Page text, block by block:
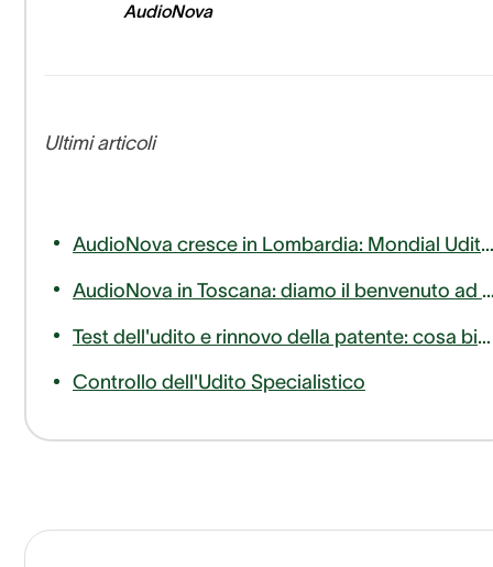
AudioNova
Ultimi articoli
AudioNova cresce in Lombardia: Mondial Udito entra a far parte del nostro gruppo!
AudioNova in Toscana: diamo il benvenuto ad
Test dell'udito e rinnovo della patente: cosa bisogna sapere
Controllo dell'Udito Specialistico